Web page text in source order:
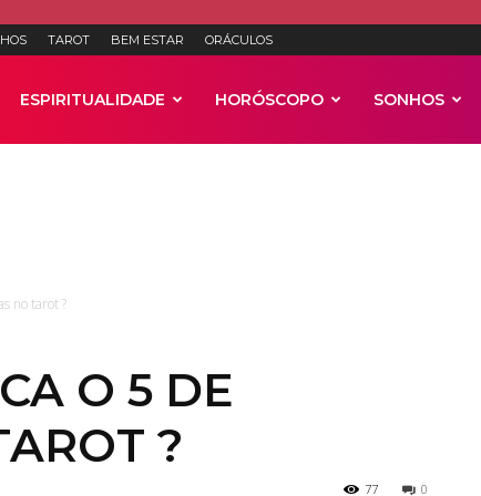
TAROT BEM ESTAR ORÁCULOS
ESPIRITUALIDADE HORÓSCOPO SONHOS
no tarot ?
O 5 DE
?
0
77